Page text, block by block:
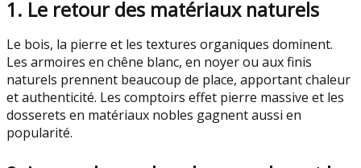
1. Le retour des matériaux naturels
Le bois, la pierre et les textures organiques dominent.
Les armoires en chêne blanc, en noyer ou aux finis
naturels prennent beaucoup de place, apportant chaleur
et authenticité. Les comptoirs effet pierre massive et les
dosserets en matériaux nobles gagnent aussi en
popularité.